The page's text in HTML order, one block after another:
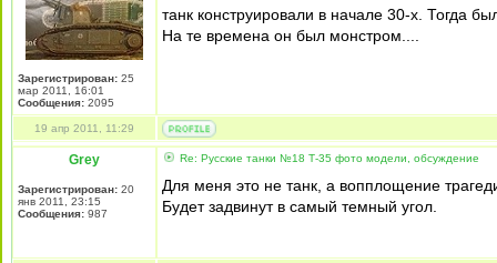
Зарегистрирован: 25
мар 2011, 16:01
Сообщения: 2095
танк конструировали в начале 30-х. Тогда
На те времена он был монстром....
19 апр 2011, 11:29
Grey
Зарегистрирован: 20
янв 2011, 23:15
Сообщения: 987
Re: Русские танки №18 Т-35 фото модели, обсуждение
Для меня это не танк, а вопплощение
Будет задвинут в самый темный угол.